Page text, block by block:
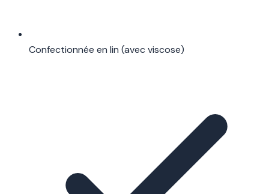
Confectionnée en lin (avec viscose)